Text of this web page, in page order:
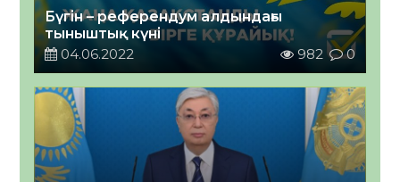
Бүгін – референдум алдындағы
тыныштық күні
04.06.2022
982 0